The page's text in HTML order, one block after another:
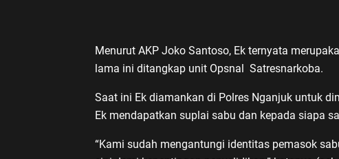
Menurut AKP Joko Santoso, Ek ternyata
lama ini ditangkap unit Opsnal Satresnarkoba.
Saat ini Ek diamankan di Polres Nganjuk untuk
Ek mendapatkan suplai sabu dan kepada siapa
“Kami sudah mengantungi identitas pemasok